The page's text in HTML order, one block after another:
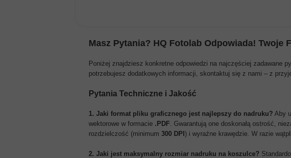
Masz Pytania? HQ Fotolab Odpowiada! Twoje
Poniżej znajdziesz konkretne odpowiedzi na najczęściej zadawane
potrzebujesz dodatkowych informacji, skontaktuj się z nami – z
Pytania Techniczne i Jakość
1. Jaki format pliku graficznego jest najlepszy do nadruku? Aby
wektorowe w formacie .PDF. Gwarantują one doskonałą ostrość,
rozdzielczość (minimum 300 DPI ) i wyraźne krawędzie. W razie
2. Jaki jest maksymalny rozmiar nadruku na koszulce?